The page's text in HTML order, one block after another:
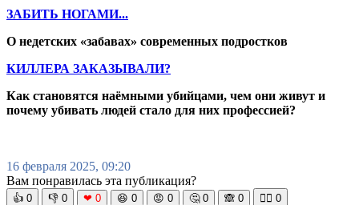
ЗАБИТЬ НОГАМИ...
О недетских «забавах» современных подростков
КИЛЛЕРА ЗАКАЗЫВАЛИ?
Как становятся наёмными убийцами, чем они живут и
почему убивать людей стало для них профессией?
16 февраля 2025, 09:20
Вам понравилась эта публикация?
👍 0 👎 0 ❤ 0 😆 0 😡 0 🤔 0 🙈 0 🧘‍♀️ 0